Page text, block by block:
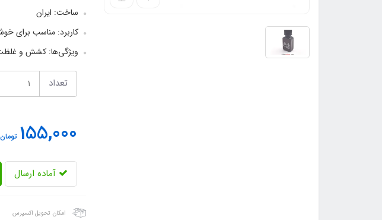
ساخت: ایران
کاربرد: مناسب برای
ویژگی‌ها: کشش و غلظت
تعداد
155,000 تومان
آماده ارسال
امکان تحویل اکسپرس